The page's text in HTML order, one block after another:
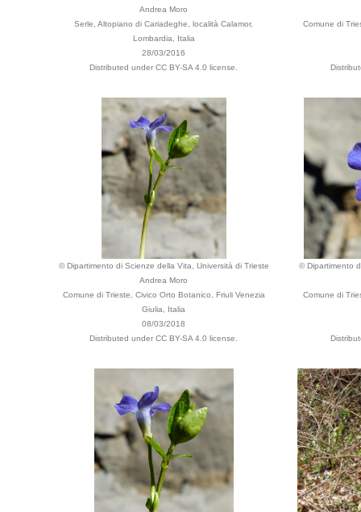
Andrea Moro
Serle, Altopiano di Cariadeghe, località Calamor,
Lombardia, Italia
28/03/2016
Distributed under CC BY-SA 4.0 license.
Comune di
© Dipartimento di Scienze della Vita, Università di Trieste
Andrea Moro
Comune di Trieste, Civico Orto Botanico, Friuli Venezia
Giulia, Italia
08/03/2018
Distributed under CC BY-SA 4.0 license.
© Dipartimento
Comune di